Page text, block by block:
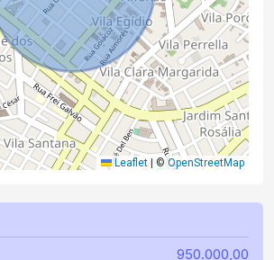
Leaflet ©OpenStreetMap
950.000,00